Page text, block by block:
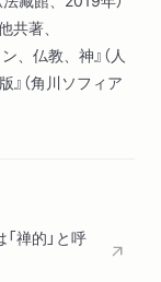
のオリエンタリ
『仏陀の福音』
ェイムズと宗教
した日本の禅／
正しい仏教では
共著、
、仏教、神』（人
』（角川ソフィア
禅的」と呼